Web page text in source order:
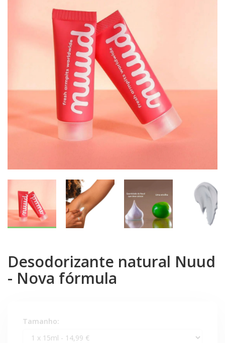
Desodorizante natural Nuud
- Nova fórmula
Tamanho: